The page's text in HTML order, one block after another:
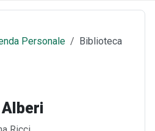
Personale Biblioteca
Alberi